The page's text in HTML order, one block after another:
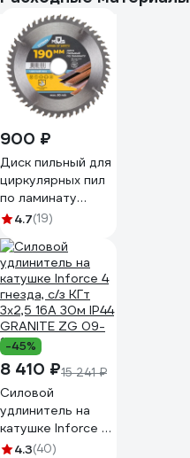
900 ₽
Диск пильный для
циркулярных пил
по ламинату
(190x30 мм; 48
30/20 и 20/16 мм)
MOS 37796М
4.7(19)
-45%
8 410 ₽15 241 ₽
Силовой
удлинитель на
катушке Inforce 4
гнезда, с/з КГт
4.3(40)